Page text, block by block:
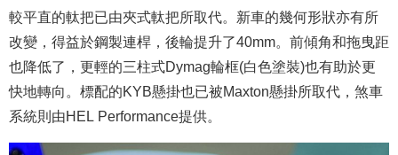
較平直的軚把已由夾式軚把所取代。新車的幾何形狀亦有所
改變，得益於鋼製連桿，後輪提升了40mm。前傾角和拖曳距
也降低了，更輕的三柱式Dymag輪框(白色塗裝)也有助於更
快地轉向。標配的KYB懸掛也已被Maxton懸掛所取代，煞車
系統則由HEL Performance提供。